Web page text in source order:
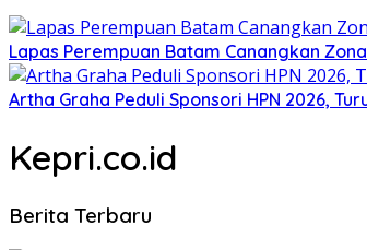
Lapas Perempuan Batam Canangkan
Artha Graha Peduli Sponsori HPN 2026,
Kepri.co.id
Berita Terbaru